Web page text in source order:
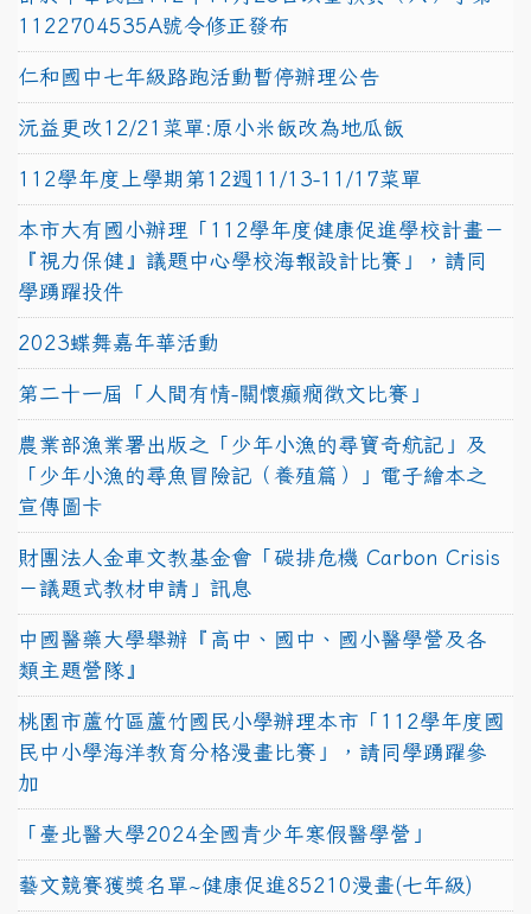
1122704535A號令修正發布
仁和國中七年級路跑活動暫停辦理公告
沅益更改12/21菜單:原小米飯改為地瓜飯
112學年度上學期第12週11/13-11/17菜單
本市大有國小辦理「112學年度健康促進學校計畫－
『視力保健』議題中心學校海報設計比賽」，請同
學踴躍投件
2023蝶舞嘉年華活動
第二十一屆「人間有情-關懷癲癇徵文比賽」
農業部漁業署出版之「少年小漁的尋寶奇航記」及
「少年小漁的尋魚冒險記（養殖篇）」電子繪本之
宣傳圖卡
財團法人金車文教基金會「碳排危機 Carbon Crisis
－議題式教材申請」訊息
中國醫藥大學舉辦『高中、國中、國小醫學營及各
類主題營隊』
桃園市蘆竹區蘆竹國民小學辦理本市「112學年度國
民中小學海洋教育分格漫畫比賽」，請同學踴躍參
加
「臺北醫大學2024全國青少年寒假醫學營」
藝文競賽獲獎名單~健康促進85210漫畫(七年級)